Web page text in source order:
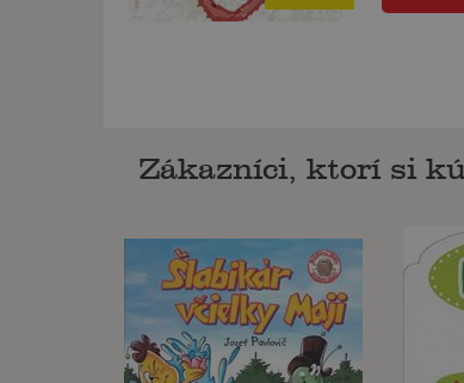
Zákazníci, ktorí si